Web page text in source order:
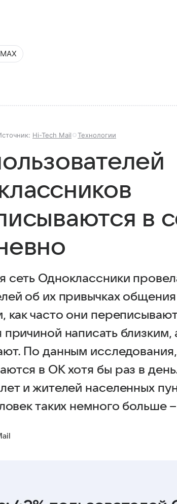
Hi-Tech Mail Технологии
в
сеть Одноклассники
об их привычках
как часто они
причиной написать
По данным
в ОК хотя бы раз в
и жителей населенных
таких немного больше